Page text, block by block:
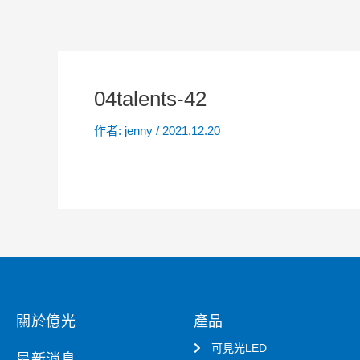
04talents-42
作者: jenny / 2021.12.20
關於億光 產品
可見光LED